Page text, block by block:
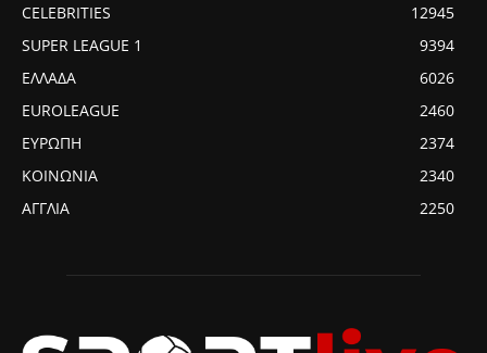
CELEBRITIES
12945
SUPER LEAGUE 1
9394
ΕΛΛΑΔΑ
6026
EUROLEAGUE
2460
ΕΥΡΩΠΗ
2374
ΚΟΙΝΩΝΙΑ
2340
ΑΓΓΛΙΑ
2250